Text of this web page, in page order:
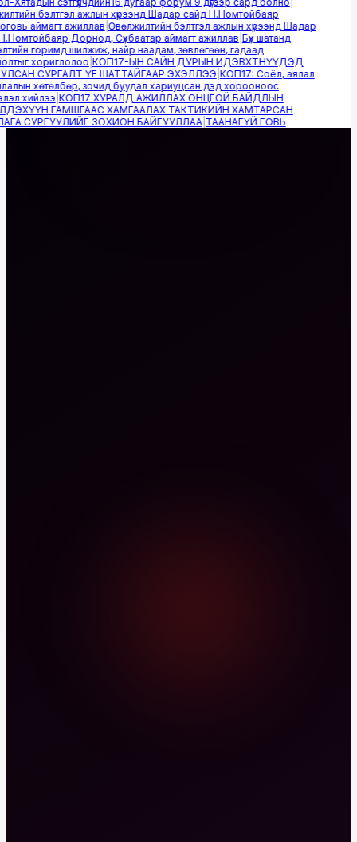
бэлтгэл ажлын хүрээнд Шадар сайд Н.Номтойбаяр
аймагт ажиллав|Өвөлжилтийн бэлтгэл ажлын хүрээнд Шадар
Дорнод, Сүхбаатар аймагт ажиллав|Бүх шатанд
горимд шилжиж, найр наадам, зөвлөгөөн, гадаад
хориглолоо|КОП17-ЫН САЙН ДУРЫН ИДЭВХТНҮҮДЭД
СУРГАЛТ ҮЕ ШАТТАЙГААР ЭХЭЛЛЭЭ|КОП17: Соёл, аялал
хөтөлбөр, зочид буудал хариуцсан дэд хорооноос
хийлээ|КОП17 ХУРАЛД АЖИЛЛАХ ОНЦГОЙ БАЙДЛЫН
ГАМШГААС ХАМГААЛАХ ТАКТИКИЙН ХАМТАРСАН
СУРГУУЛИЙГ ЗОХИОН БАЙГУУЛЛАА|ТААНАГҮЙ ГОВЬ